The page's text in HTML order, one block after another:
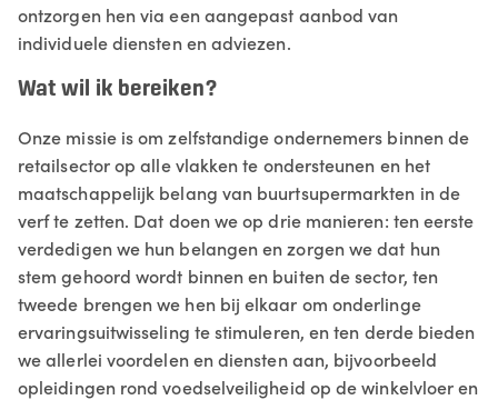
ontzorgen hen via een aangepast aanbod van
individuele diensten en adviezen.
Wat wil ik bereiken?
Onze missie is om zelfstandige ondernemers binnen de
retailsector op alle vlakken te ondersteunen en het
maatschappelijk belang van buurtsupermarkten in de
verf te zetten. Dat doen we op drie manieren: ten eerste
verdedigen we hun belangen en zorgen we dat hun
stem gehoord wordt binnen en buiten de sector, ten
tweede brengen we hen bij elkaar om onderlinge
ervaringsuitwisseling te stimuleren, en ten derde bieden
we allerlei voordelen en diensten aan, bijvoorbeeld
opleidingen rond voedselveiligheid op de winkelvloer en